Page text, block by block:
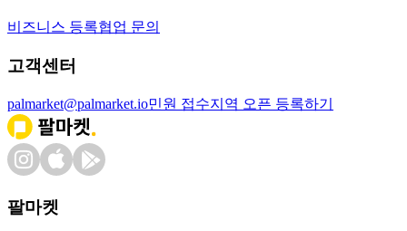
비즈니스 등록협업 문의
고객센터
palmarket@palmarket.io민원 접수지역 오픈 등록하기
팔마켓